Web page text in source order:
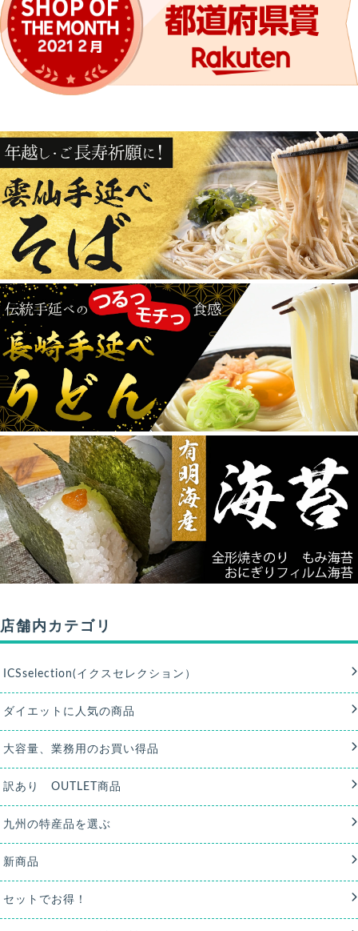
店舗内カテゴリ
ICSselection(イクスセレクション）
ダイエットに人気の商品
大容量、業務用のお買い得品
訳あり OUTLET商品
九州の特産品を選ぶ
新商品
セットでお得！